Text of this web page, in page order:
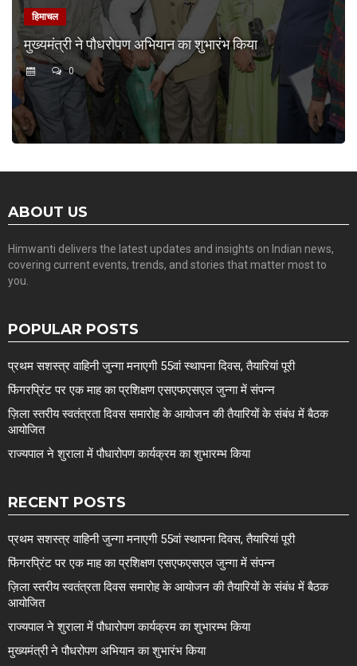
हिमाचल
मुख्यमंत्री ने पौधरोपण अभियान का शुभारंभ किया
0
ABOUT US
Himwanti delivers the latest updates and insights on Indian news,
covering current events, trends, and stories that matter most to
you.
POPULAR POSTS
प्रथम सशस्त्र वाहिनी जुन्गा मनाएगी 55वां स्थापना दिवस, तैयारियां पूरी
फिंगरप्रिंट पर एक माह का प्रशिक्षण एसएफएसएल जुन्गा में संपन्न
ज़िला स्तरीय स्वतंत्रता दिवस समारोह के आयोजन की तैयारियों के संबंध में बैठक
आयोजित
राज्यपाल ने शुराला में पौधारोपण कार्यक्रम का शुभारम्भ किया
RECENT POSTS
प्रथम सशस्त्र वाहिनी जुन्गा मनाएगी 55वां स्थापना दिवस, तैयारियां पूरी
फिंगरप्रिंट पर एक माह का प्रशिक्षण एसएफएसएल जुन्गा में संपन्न
ज़िला स्तरीय स्वतंत्रता दिवस समारोह के आयोजन की तैयारियों के संबंध में बैठक
आयोजित
राज्यपाल ने शुराला में पौधारोपण कार्यक्रम का शुभारम्भ किया
मुख्यमंत्री ने पौधरोपण अभियान का शुभारंभ किया